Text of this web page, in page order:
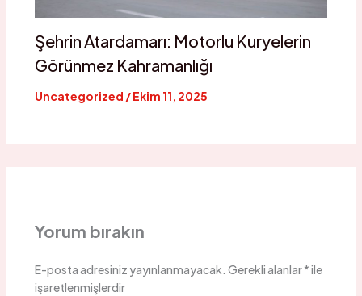
Şehrin Atardamarı: Motorlu Kuryelerin
Görünmez Kahramanlığı
Uncategorized /Ekim 11, 2025
Yorum bırakın
E-posta adresiniz yayınlanmayacak. Gerekli alanlar*ile
işaretlenmişlerdir